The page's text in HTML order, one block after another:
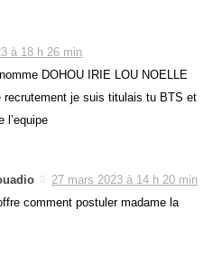
à 18 h 26 min
DOHOU IRIE LOU NOELLE
recrutement je suis titulais tu BTS et
l’equipe
27 mars 2023 à 14 h 20 min
comment postuler madame la